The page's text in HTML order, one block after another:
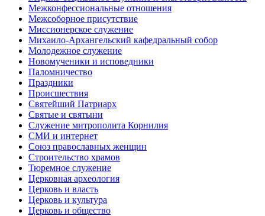
Межконфессиональные отношения
Межсоборное присутствие
Миссионерское служение
Михаило-Архангельский кафедральный собор
Молодежное служение
Новомученики и исповедники
Паломничество
Праздники
Происшествия
Святейший Патриарх
Святые и святыни
Служение митрополита Корнилия
СМИ и интернет
Союз православных женщин
Строительство храмов
Тюремное служение
Церковная археология
Церковь и власть
Церковь и культура
Церковь и общество